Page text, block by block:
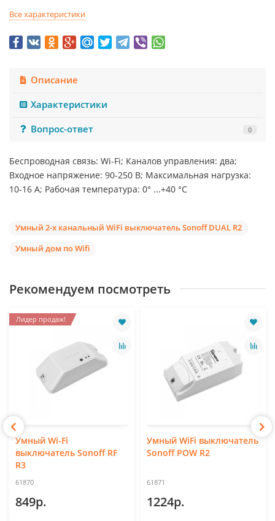
Все характеристики
Описание
Характеристики
Вопрос-ответ
0
Беспроводная связь: Wi-Fi; Каналов управления: два;
Входное напряжение: 90-250 B; Максимальная нагрузка:
10-16 А; Рабочая температура: 0° ...+40 °C
Умный 2-х канальный WiFi выключатель Sonoff DUAL R2
Умный дом по Wifi
Рекомендуем посмотреть
Лидер продаж!
Умный Wi-Fi
выключатель Sonoff RF
R3
61870
849р.
Умный WiFi выключатель
Sonoff POW R2
61871
1224р.